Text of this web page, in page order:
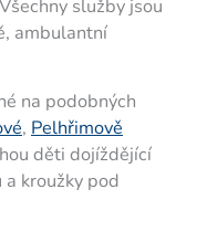
služby jsou
ambulantní
na podobných
, Pelhřimově
děti dojíždějící
kroužky pod